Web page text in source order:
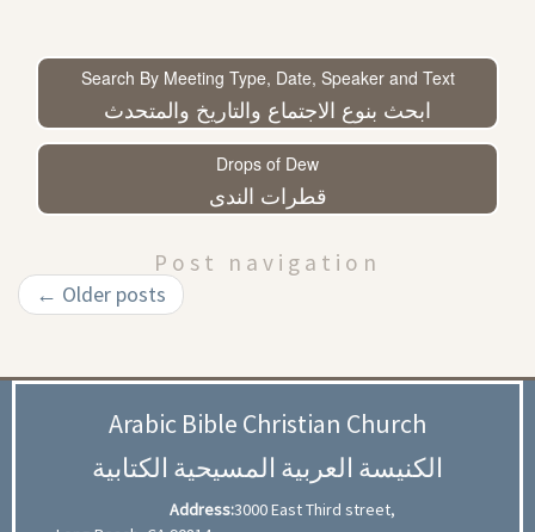
Search By Meeting Type, Date, Speaker and Text
ابحث بنوع الاجتماع والتاريخ والمتحدث
Drops of Dew
قطرات الندى
Post navigation
← Older posts
Arabic Bible Christian Church
الكنيسة العربية المسيحية الكتابية
Address:3000 East Third street,